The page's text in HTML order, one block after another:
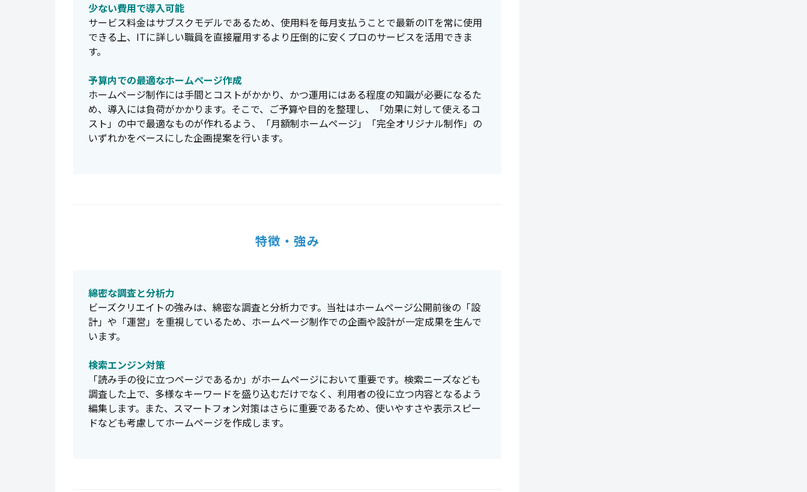
少ない費用で導入可能
サービス料金はサブスクモデルであるため、使用料を毎月支払うことで最新のITを常に使用
できる上、ITに詳しい職員を直接雇用するより圧倒的に安くプロのサービスを活用できま
す。
予算内での最適なホームページ作成
ホームページ制作には手間とコストがかかり、かつ運用にはある程度の知識が必要になるた
め、導入には負荷がかかります。そこで、ご予算や目的を整理し、「効果に対して使えるコ
スト」の中で最適なものが作れるよう、「月額制ホームページ」「完全オリジナル制作」の
いずれかをベースにした企画提案を行います。
特徴・強み
綿密な調査と分析力
ビーズクリエイトの強みは、綿密な調査と分析力です。当社はホームページ公開前後の「設
計」や「運営」を重視しているため、ホームページ制作での企画や設計が一定成果を生んで
います。
検索エンジン対策
「読み手の役に立つページであるか」がホームページにおいて重要です。検索ニーズなども
調査した上で、多様なキーワードを盛り込むだけでなく、利用者の役に立つ内容となるよう
編集します。また、スマートフォン対策はさらに重要であるため、使いやすさや表示スピー
ドなども考慮してホームページを作成します。